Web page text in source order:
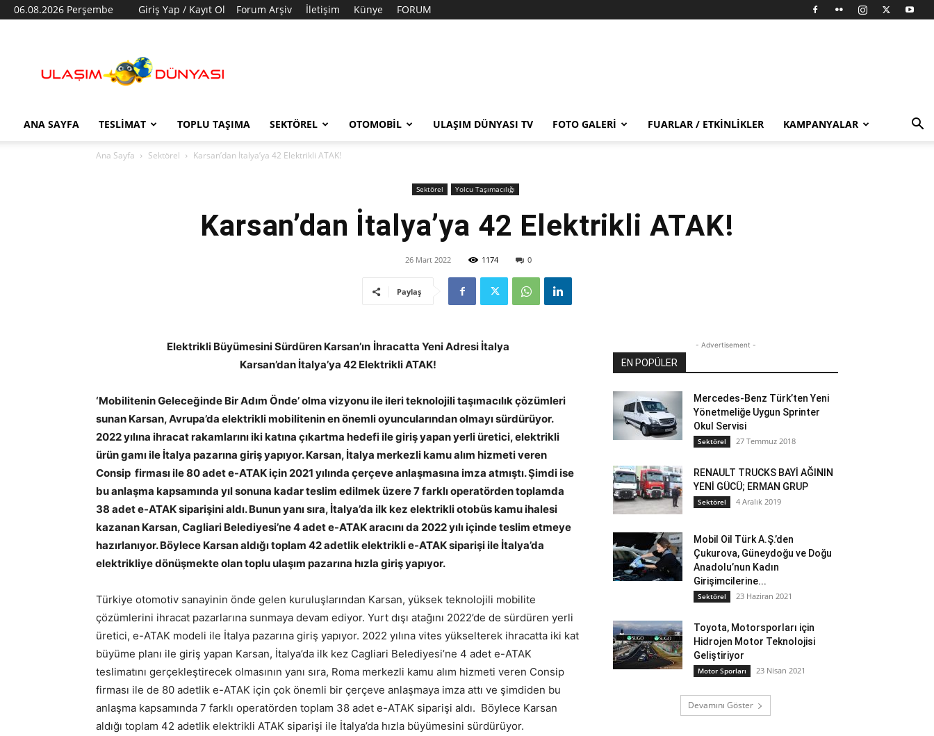
06.08.2026 Perşembe Giriş Yap / Kayıt Ol Forum Arşiv İletişim Künye FORUM
Dünyası
ANA SAYFA TESLIMAT TOPLU TAŞIMA SEKTÖREL OTOMOBIL ULAŞIM DÜNYASI TV FOTO GALERI FUARLAR / ETKINLIKLER KAMPANYALAR
Ana Sayfa Sektörel Karsan’dan İtalya’ya 42 Elektrikli ATAK!
Sektörel Yolcu Taşımacılığı
Karsan’dan İtalya’ya 42 Elektrikli ATAK!
26 Mart 2022 1174 0
Paylaş
Elektrikli Büyümesini Sürdüren Karsan’ın İhracatta Yeni Adresi İtalya
Karsan’dan İtalya’ya 42 Elektrikli ATAK!
‘Mobilitenin Geleceğinde Bir Adım Önde’ olma vizyonu ile ileri teknolojili taşımacılık çözümleri
sunan Karsan, Avrupa’da elektrikli mobilitenin en önemli oyuncularından olmayı sürdürüyor.
2022 yılına ihracat rakamlarını iki katına çıkartma hedefi ile giriş yapan yerli üretici, elektrikli
ürün gamı ile İtalya pazarına giriş yapıyor. Karsan, İtalya merkezli kamu alım hizmeti veren
Consip firması ile 80 adet e-ATAK için 2021 yılında çerçeve anlaşmasına imza atmıştı. Şimdi ise
bu anlaşma kapsamında yıl sonuna kadar teslim edilmek üzere 7 farklı operatörden toplamda
38 adet e-ATAK siparişini aldı. Bunun yanı sıra, İtalya’da ilk kez elektrikli otobüs kamu ihalesi
kazanan Karsan, Cagliari Belediyesi’ne 4 adet e-ATAK aracını da 2022 yılı içinde teslim etmeye
hazırlanıyor. Böylece Karsan aldığı toplam 42 adetlik elektrikli e-ATAK siparişi ile İtalya’da
elektrikliye dönüşmekte olan toplu ulaşım pazarına hızla giriş yapıyor.
Türkiye otomotiv sanayinin önde gelen kuruluşlarından Karsan, yüksek teknolojili mobilite
çözümlerini ihracat pazarlarına sunmaya devam ediyor. Yurt dışı atağını 2022’de de sürdüren yerli
üretici, e-ATAK modeli ile İtalya pazarına giriş yapıyor. 2022 yılına vites yükselterek ihracatta iki kat
büyüme planı ile giriş yapan Karsan, İtalya’da ilk kez Cagliari Belediyesi’ne 4 adet e-ATAK
teslimatını gerçekleştirecek olmasının yanı sıra, Roma merkezli kamu alım hizmeti veren Consip
firması ile de 80 adetlik e-ATAK için çok önemli bir çerçeve anlaşmaya imza attı ve şimdiden bu
anlaşma kapsamında 7 farklı operatörden toplam 38 adet e-ATAK siparişi aldı. Böylece Karsan
aldığı toplam 42 adetlik elektrikli ATAK siparişi ile İtalya’da hızla büyümesini sürdürüyor.
- Advertisement -
EN POPÜLER
Mercedes-Benz Türk’ten Yeni
Yönetmeliğe Uygun Sprinter
Okul Servisi
Sektörel 27 Temmuz 2018
RENAULT TRUCKS BAYİ AĞININ
YENİ GÜCÜ; ERMAN GRUP
Sektörel 4 Aralık 2019
Mobil Oil Türk A.Ş.’den
Çukurova, Güneydoğu ve Doğu
Anadolu’nun Kadın
Girişimcilerine...
Sektörel 23 Haziran 2021
Toyota, Motorsporları için
Hidrojen Motor Teknolojisi
Geliştiriyor
Motor Sporları 23 Nisan 2021
Devamını Göster